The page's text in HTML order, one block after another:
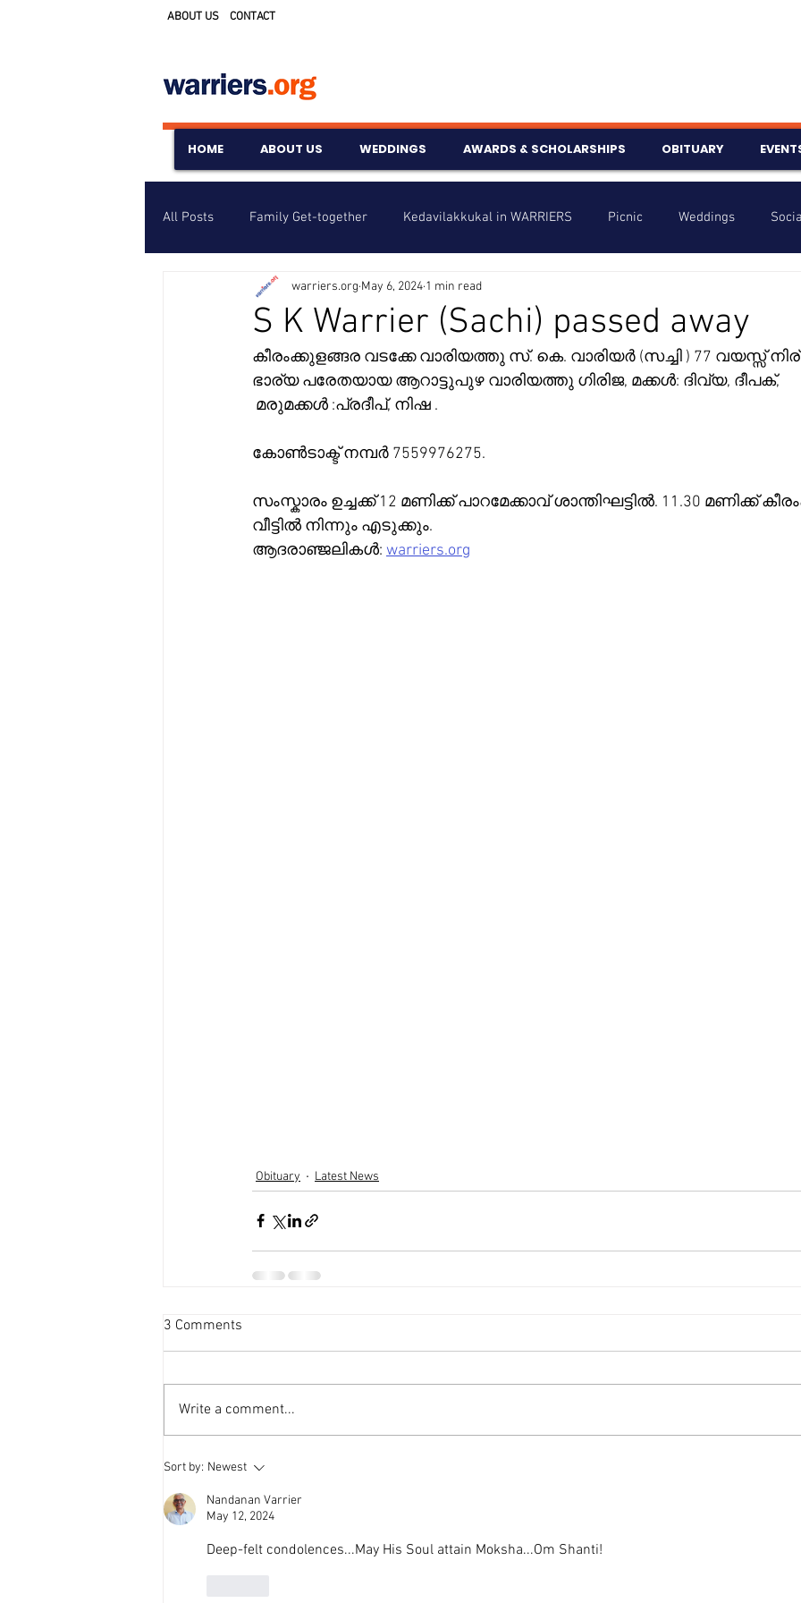
ABOUT US CONTACT
HOME ABOUT US WEDDINGS AWARDS & SCHOLARSHIPS OBITUARY
All Posts Family Get-together Kedavilakkukal in WARRIERS Picnic Weddings
Awards & Scholarships Events Info
Untitled Category Wedding Anniversary
S K Warrier (Sachi) passed away
warriers.org May 6, 2024 1 min read
കീരംക്കുളങ്ങര വടക്കേ വാരിയത്തു സ്. കെ. വാരിയർ (സച്ചി ) 77 വയസ്സ്
ഭാര്യ പരേതയായ ആറാട്ടുപുഴ വാരിയത്തു ഗിരിജ, മക്കൾ: ദിവ്യ, ദീപക്,
മരുമക്കൾ :പ്രദീപ്‌, നിഷ .
കോൺടാക്ട് നമ്പർ 7559976275.
സംസ്കാരം ഉച്ചക്ക് 12 മണിക്ക് പാറമേക്കാവ് ശാന്തിഘട്ടിൽ. 11.30 മണിക്ക്
വീട്ടിൽ നിന്നും എടുക്കും.
ആദരാഞ്ജലികൾ: warriers.org
Obituary Latest News
3 Comments
Write a comment...
Sort by: Newest
Nandanan Varrier
May 12, 2024
Deep-felt condolences...May His Soul attain Moksha...Om Shanti!